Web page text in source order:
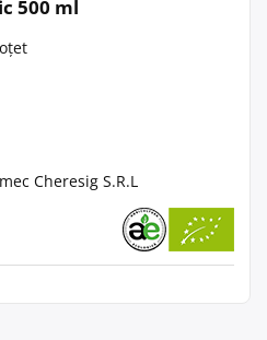
500 ml
Cheresig S.R.L